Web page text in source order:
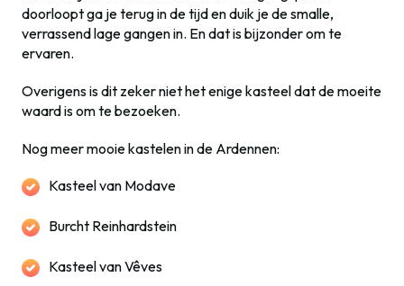
doorloopt ga je terug in de tijd en duik je de smalle,
verrassend lage gangen in. En dat is bijzonder om te
ervaren.
Overigens is dit zeker niet het enige kasteel dat de moeite
waard is om te bezoeken.
Nog meer mooie kastelen in de Ardennen:
Kasteel van Modave
Burcht Reinhardstein
Kasteel van Vêves